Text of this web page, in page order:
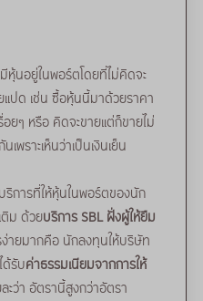
อยู่ในพอร์ตโดยที่ไม่คิดจะ
แปด เช่น ซื้อหุ้นนี้มาด้วยราคา
ยๆ หรือ คิดจะขายแต่ก็ขายไม่
พราะเห็นว่าเป็นเงินเย็น
การที่ให้หุ้นในพอร์ตของนัก
ม ด้วยบริการ SBL ฝั่งผู้ให้ยืม
ายมากคือ นักลงทุนให้บริษัท
รับค่าธรรมเนียมจากการให้
ะว่า อัตรานี้สูงกว่าอัตรา